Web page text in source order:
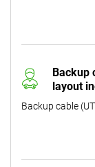
Backup
layout
Backup cable